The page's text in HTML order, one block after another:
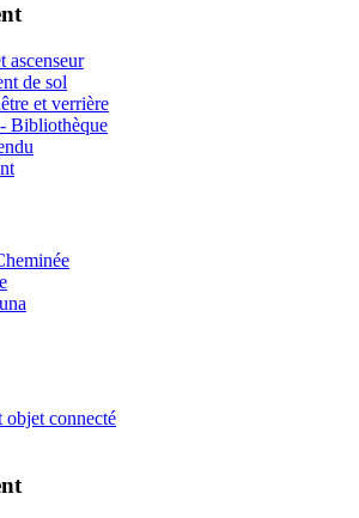
ascenseur
de sol
et verrière
Bibliothèque
objet connecté